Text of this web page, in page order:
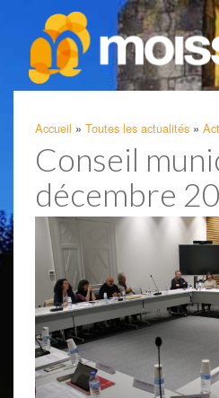
Accueil » Toutes les actualités »
Conseil
décembre